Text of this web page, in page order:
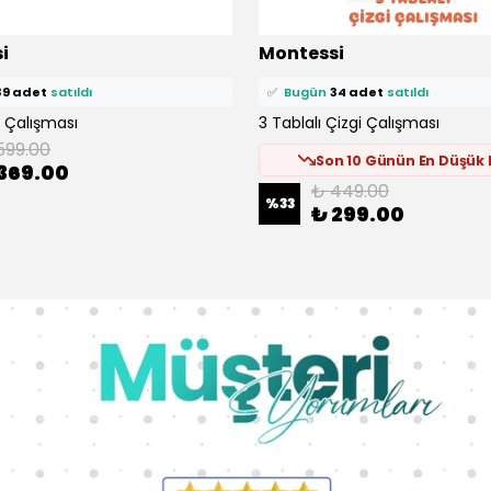
ekledi!
adet satıldı
Montessi
🛒 60 kişisepetine ekledi!
✅ Bugün 34 adet satıldı
3 Tablalı Çizgi Çalışması
Son 10 Günün En Düşük
%33 ₺ 449.00
₺ 299.00